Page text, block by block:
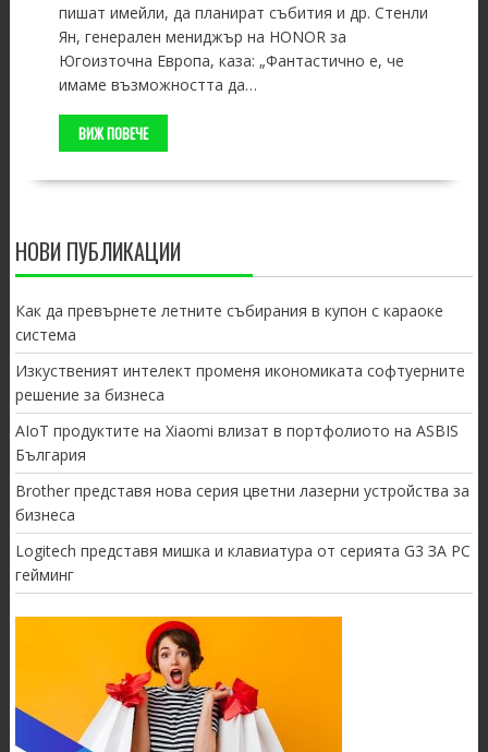
пишат имейли, да планират събития и др. Стенли
Ян, генерален мениджър на HONOR за
Югоизточна Европа, каза: „Фантастично е, че
имаме възможността да…
ВИЖ ПОВЕЧЕ
НОВИ ПУБЛИКАЦИИ
Как да превърнете летните събирания в купон с караоке
система
Изкуственият интелект променя икономиката софтуерните
решение за бизнеса
AIoT продуктите на Xiaomi влизат в портфолиото на ASBIS
България
Brother представя нова серия цветни лазерни устройства за
бизнеса
Logitech представя мишка и клавиатура от серията G3 ЗА PC
гейминг